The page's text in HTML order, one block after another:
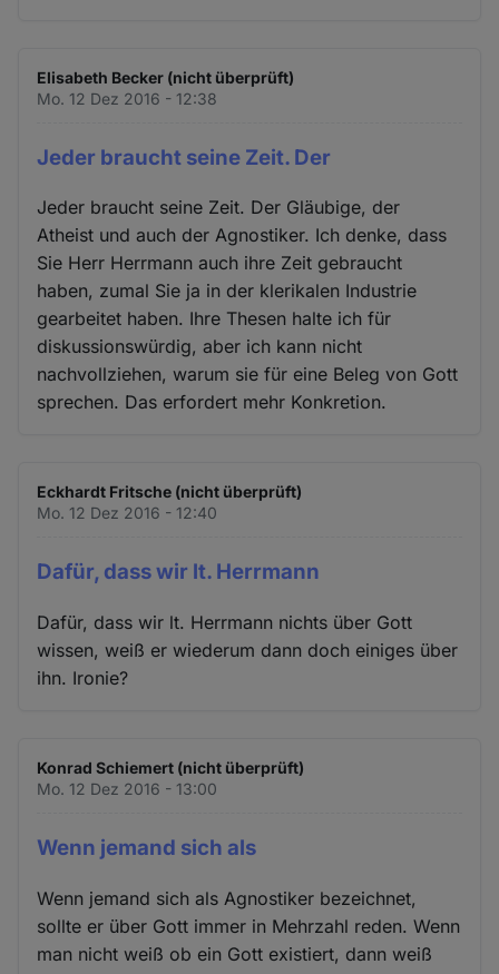
Elisabeth Becker (nicht überprüft)
Mo. 12 Dez 2016 - 12:38
Jeder braucht seine Zeit. Der
Jeder braucht seine Zeit. Der Gläubige, der
Atheist und auch der Agnostiker. Ich denke, dass
Sie Herr Herrmann auch ihre Zeit gebraucht
haben, zumal Sie ja in der klerikalen Industrie
gearbeitet haben. Ihre Thesen halte ich für
diskussionswürdig, aber ich kann nicht
nachvollziehen, warum sie für eine Beleg von Gott
sprechen. Das erfordert mehr Konkretion.
Eckhardt Fritsche (nicht überprüft)
Mo. 12 Dez 2016 - 12:40
Dafür, dass wir lt. Herrmann
Dafür, dass wir lt. Herrmann nichts über Gott
wissen, weiß er wiederum dann doch einiges über
ihn. Ironie?
Konrad Schiemert (nicht überprüft)
Mo. 12 Dez 2016 - 13:00
Wenn jemand sich als
Wenn jemand sich als Agnostiker bezeichnet,
sollte er über Gott immer in Mehrzahl reden. Wenn
man nicht weiß ob ein Gott existiert, dann weiß